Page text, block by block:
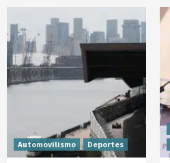
Automovilismo Deportes